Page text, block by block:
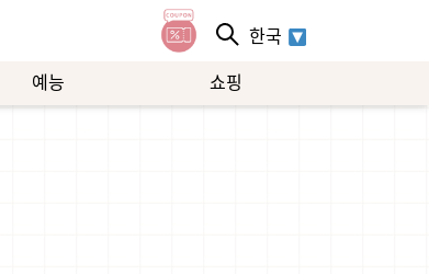
한국
예능
쇼핑